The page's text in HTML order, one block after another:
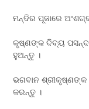
ମନ୍ଦିର ପୂଜାରେ
କୃଷ୍ଣଙ୍କ ଦିବ୍ୟ ପସନ୍ଦ
ହୁଅନ୍ତୁ ।
ଭଗବାନ ଶ୍ରୀକୃଷ୍ଣଙ୍କ
କରନ୍ତୁ ।